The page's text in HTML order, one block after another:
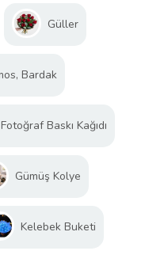
Güller
Bardak
Fotoğraf Baskı Kağıdı
Gümüş Kolye
Kelebek Buketi